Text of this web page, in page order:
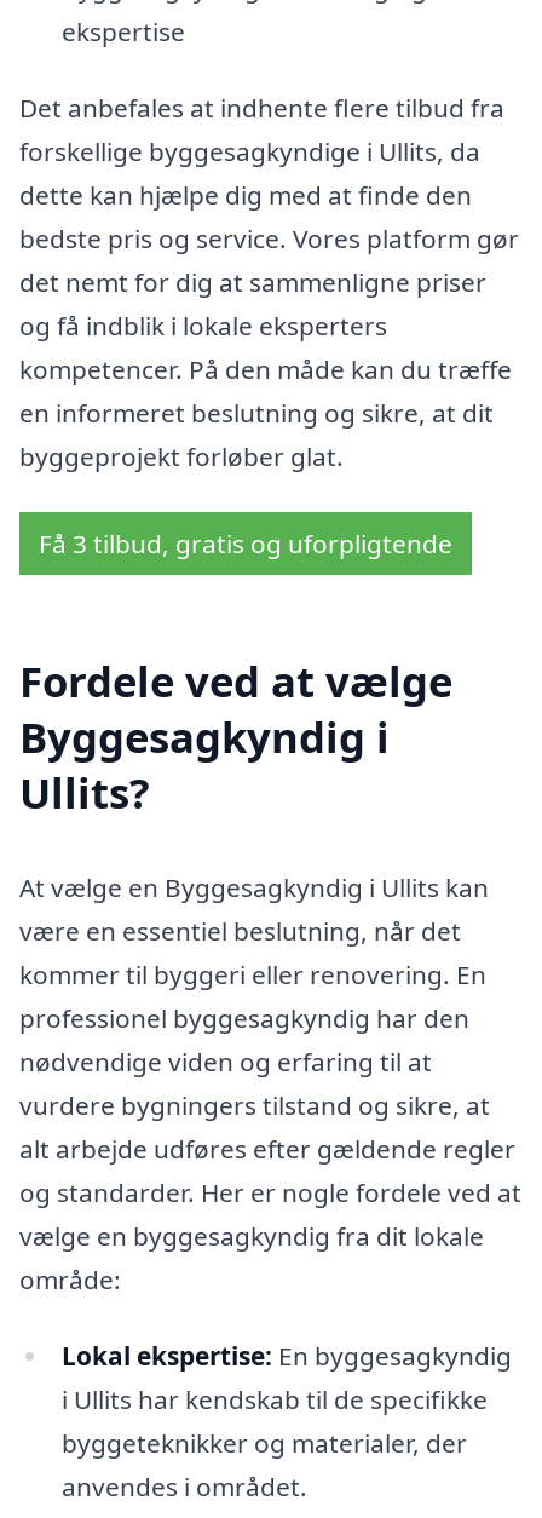
ekspertise
Det anbefales at indhente flere tilbud fra
forskellige byggesagkyndige i Ullits, da
dette kan hjælpe dig med at finde den
bedste pris og service. Vores platform gør
det nemt for dig at sammenligne priser
og få indblik i lokale eksperters
kompetencer. På den måde kan du træffe
en informeret beslutning og sikre, at dit
byggeprojekt forløber glat.
Få 3 tilbud, gratis og uforpligtende
Fordele ved at vælge
Byggesagkyndig i
Ullits?
At vælge en Byggesagkyndig i Ullits kan
være en essentiel beslutning, når det
kommer til byggeri eller renovering. En
professionel byggesagkyndig har den
nødvendige viden og erfaring til at
vurdere bygningers tilstand og sikre, at
alt arbejde udføres efter gældende regler
og standarder. Her er nogle fordele ved at
vælge en byggesagkyndig fra dit lokale
område:
Lokal ekspertise: En byggesagkyndig
i Ullits har kendskab til de specifikke
byggeteknikker og materialer, der
anvendes i området.